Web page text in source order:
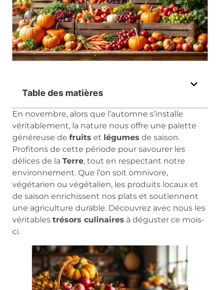
Table des matières
En novembre, alors que l’automne s’installe
véritablement, la nature nous offre une palette
généreuse de fruits et légumes de saison.
Profitons de cette période pour savourer les
délices de la Terre, tout en respectant notre
environnement. Que l’on soit omnivore,
végétarien ou végétalien, les produits locaux et
de saison enrichissent nos plats et soutiennent
une agriculture durable. Découvrez avec nous les
véritables trésors culinaires à déguster ce mois-
ci.